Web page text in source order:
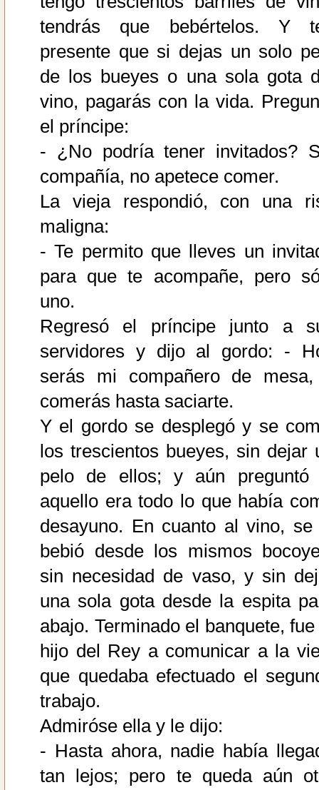
tendrás que bebértelos. Y
presente que si dejas un solo
de los bueyes o una sola gota
vino, pagarás con la vida.
el príncipe:
- ¿No podría tener invitados?
compañía, no apetece comer.
La vieja respondió, con una
maligna:
- Te permito que lleves un
para que te acompañe, pero
uno.
Regresó el príncipe junto a
servidores y dijo al gordo: -
serás mi compañero de
comerás hasta saciarte.
Y el gordo se desplegó y se
los trescientos bueyes, sin dejar
pelo de ellos; y aún preguntó
aquello era todo lo que había
desayuno. En cuanto al vino, se
bebió desde los mismos
sin necesidad de vaso, y sin
una sola gota desde la espita
abajo. Terminado el banquete,
hijo del Rey a comunicar a la
que quedaba efectuado el
trabajo.
Admiróse ella y le dijo:
- Hasta ahora, nadie había
tan lejos; pero te queda aún